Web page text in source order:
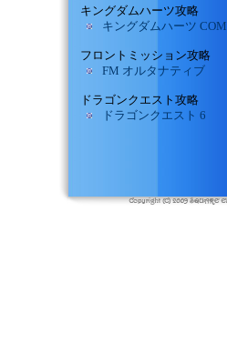
キングダムハーツ攻略
キングダムハーツ COM
フロントミッション攻略
FM オルタナティブ
ドラゴンクエスト攻略
ドラゴンクエスト 6